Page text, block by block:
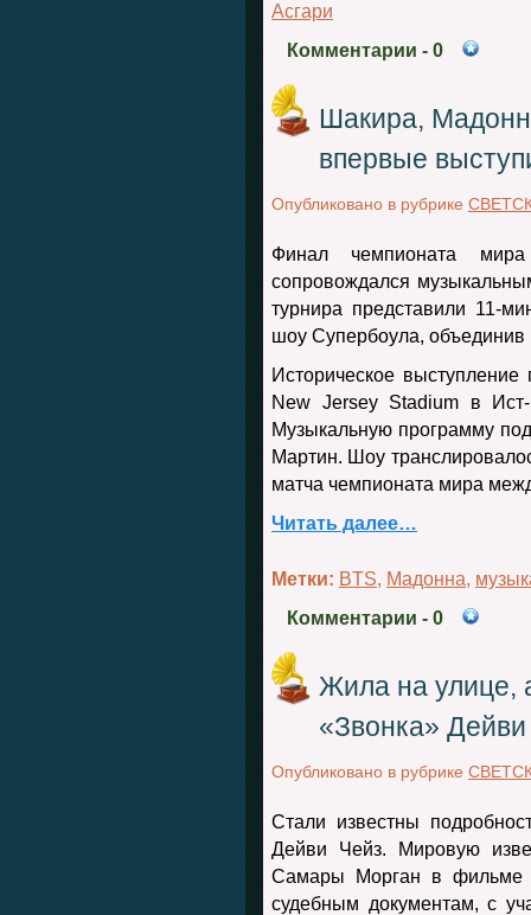
Асгари
Комментарии - 0
Шакира,
впервые
Опубликовано в рубрике
Финал чемпионата
сопровождался
турнира представили 11-
шоу Супербоула, объединив
Историческое
New Jersey Stadium в
Музыкальную программу
Мартин. Шоу
матча чемпионата мира
Читать далее…
Метки: BTS, Мадонна,
Комментарии - 0
Жила на улице,
«Звонка»
Опубликовано в рубрике
Стали известны
Дейви Чейз. Мировую
Самары Морган в фильме
судебным документам, с